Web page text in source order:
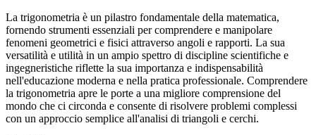
La trigonometria è un pilastro fondamentale della matematica,
fornendo strumenti essenziali per comprendere e manipolare
fenomeni geometrici e fisici attraverso angoli e rapporti. La sua
versatilità e utilità in un ampio spettro di discipline scientifiche e
ingegneristiche riflette la sua importanza e indispensabilità
nell'educazione moderna e nella pratica professionale. Comprendere
la trigonometria apre le porte a una migliore comprensione del
mondo che ci circonda e consente di risolvere problemi complessi
con un approccio semplice all'analisi di triangoli e cerchi.